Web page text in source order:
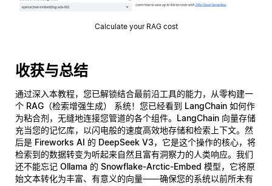
Calculate your RAG cost
收获与总结
通过深入本教程，您已解锁结合最前沿工具的能力，从零构建一
个 RAG（检索增强生成） 系统！您已经看到 LangChain 如何作
为粘合剂，无缝地连接您管道的各个组件。 LangChain 向量存储
充当您的记忆库，以闪电般的速度高效地存储和检索上下文。然
后是 Fireworks AI 的 DeepSeek V3，它是这个操作的核心，将
检索到的数据转变为听起来自然且富有洞察力的人类响应。我们
还不能忘记 Ollama 的 Snowflake-Arctic-Embed 模型，它将原
始文本转化为丰富、有意义的向量——确保您的系统以前所未有